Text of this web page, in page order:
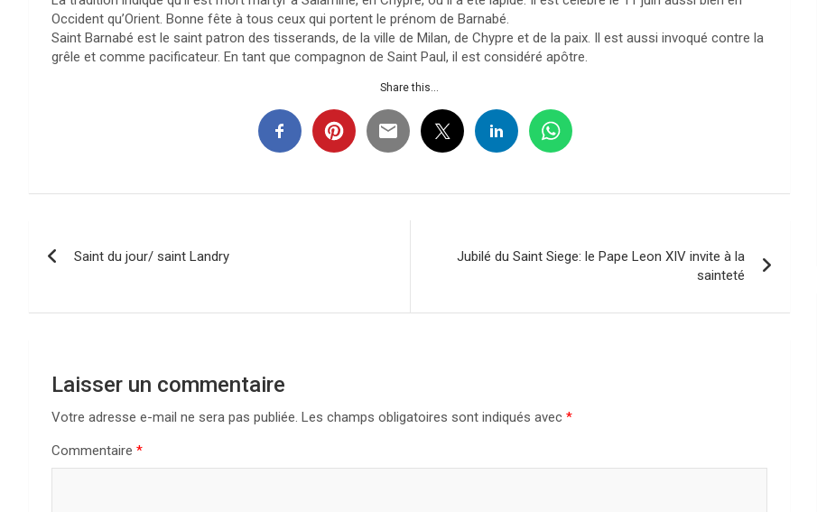
Occident qu’Orient. Bonne fête à tous ceux qui portent le prénom de Barnabé.
Saint Barnabé est le saint patron des tisserands, de la ville de Milan, de Chypre et de la paix. Il est aussi invoqué contre la
grêle et comme pacificateur. En tant que compagnon de Saint Paul, il est considéré apôtre.
Share this...
de
l’article
Saint du jour/ saint Landry
Jubilé du Saint Siege: le Pape Leon XIV invite à la
sainteté
Laisser un commentaire
Votre adresse e-mail ne sera pas publiée. Les champs obligatoires sont indiqués avec *
Commentaire *